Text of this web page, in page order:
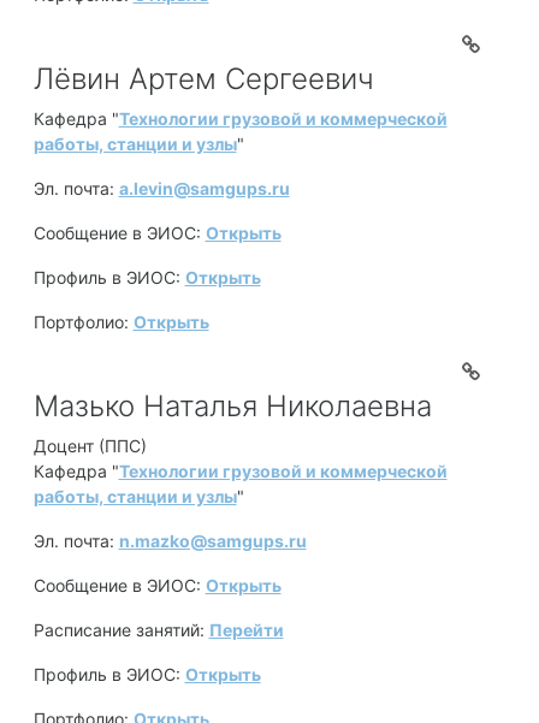
Лёвин Артем Сергеевич
Кафедра "Технологии грузовой и коммерческой
работы, станции и узлы"
Эл. почта: a.levin@samgups.ru
Сообщение в ЭИОС: Открыть
Профиль в ЭИОС: Открыть
Портфолио: Открыть
Мазько Наталья Николаевна
Доцент (ППС)
Кафедра "Технологии грузовой и коммерческой
работы, станции и узлы"
Эл. почта: n.mazko@samgups.ru
Сообщение в ЭИОС: Открыть
Расписание занятий: Перейти
Профиль в ЭИОС: Открыть
Портфолио: Открыть